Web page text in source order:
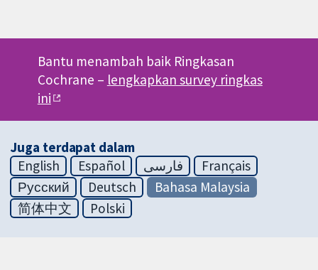
Bantu menambah baik Ringkasan
Cochrane – lengkapkan survey ringkas
ini
Juga terdapat dalam
English
Español فارسی
Français
Русский
Deutsch
Bahasa Malaysia
简体中文
Polski